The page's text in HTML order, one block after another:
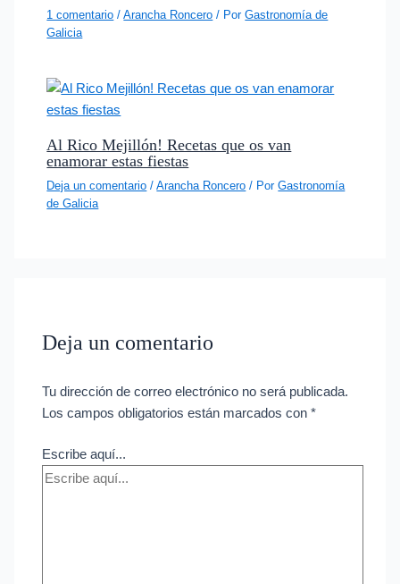
1 comentario /Arancha Roncero / PorGastronomía de
Galicia
Al Rico Mejillón! Recetas que os van
enamorar estas fiestas
Deja un comentario /Arancha Roncero / PorGastronomía
de Galicia
Deja un comentario
Tu dirección de correo electrónico no será publicada.
Los campos obligatorios están marcados con*
Escribe aquí...